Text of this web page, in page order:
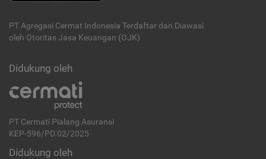
PT Agregasi Cermat Indonesia Terdaftar dan Diawasi
oleh Otoritas Jasa Keuangan (OJK)
Didukung oleh
PT Cermati Pialang Asuransi
KEP-596/PD.02/2025
Didukung oleh